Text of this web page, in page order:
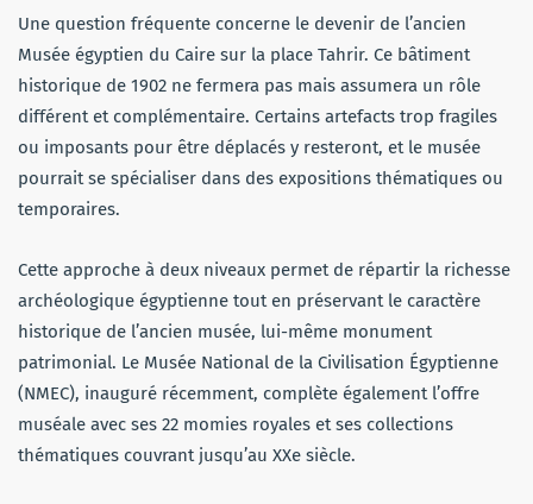
Une question fréquente concerne le devenir de l’ancien
Musée égyptien du Caire sur la place Tahrir. Ce bâtiment
historique de 1902 ne fermera pas mais assumera un rôle
différent et complémentaire. Certains artefacts trop fragiles
ou imposants pour être déplacés y resteront, et le musée
pourrait se spécialiser dans des expositions thématiques ou
temporaires.
Cette approche à deux niveaux permet de répartir la richesse
archéologique égyptienne tout en préservant le caractère
historique de l’ancien musée, lui-même monument
patrimonial. Le Musée National de la Civilisation Égyptienne
(NMEC), inauguré récemment, complète également l’offre
muséale avec ses 22 momies royales et ses collections
thématiques couvrant jusqu’au XXe siècle.